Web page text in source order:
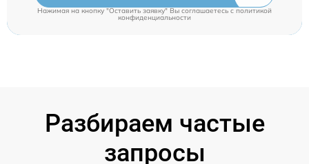
Нажимая на кнопку "Оставить заявку" Вы соглашаетесь cполитикой
конфиденциальности
Разбираем частые
запросы